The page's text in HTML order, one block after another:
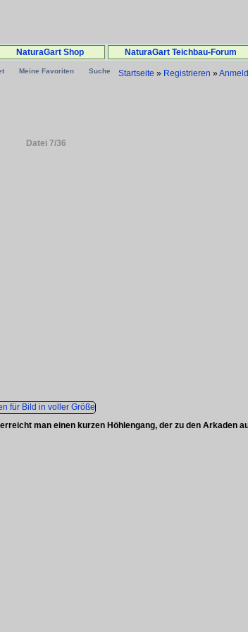
NaturaGart Shop NaturaGart Teichbau-Forum
Meine Favoriten Suche Startseite » Registrieren »
Datei 7/36
man einen kurzen Höhlengang, der zu den Arkaden